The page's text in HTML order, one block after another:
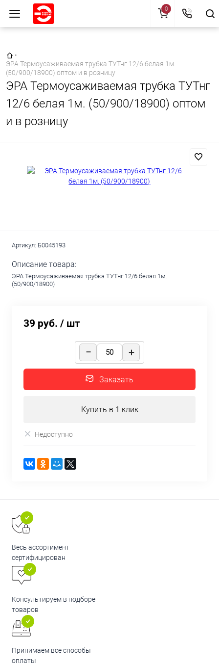
Главная страница
•
ЭРА Термоусаживаемая трубка ТУТнг 12/6 белая 1м.
(50/900/18900) оптом и в розницу
ЭРА Термоусаживаемая трубка ТУТнг
12/6 белая 1м. (50/900/18900) оптом
и в розницу
Артикул: Б0045193
Описание товара:
ЭРА Термоусаживаемая трубка ТУТнг 12/6 белая 1м.
(50/900/18900)
39 руб. / шт
Заказать
Купить в 1 клик
Недоступно
Весь ассортимент
сертифицирован
Консультируем в подборе
товаров
Принимаем все способы
оплаты
0